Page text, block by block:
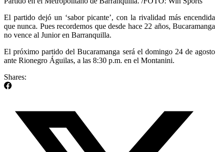
El partido dejó un ‘sabor picante’, con la rivalidad más encendida
que nunca. Pues recordemos que desde hace 22 años, Bucaramanga
no vence al Junior en Barranquilla.
El próximo partido del Bucaramanga será el domingo 24 de agosto
ante Rionegro Águilas, a las 8:30 p.m. en el Montanini.
Shares: